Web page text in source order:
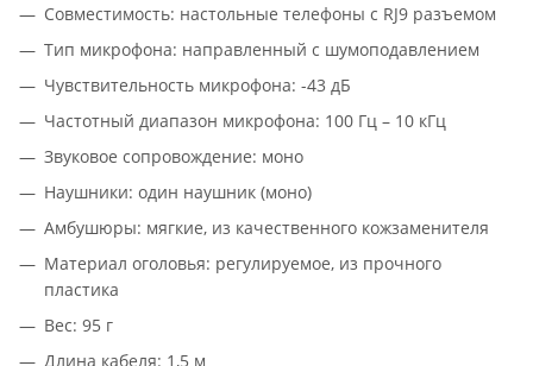
Совместимость: настольные телефоны с RJ9 разъемом
Тип микрофона: направленный с шумоподавлением
Чувствительность микрофона: -43 дБ
Частотный диапазон микрофона: 100 Гц – 10 кГц
Звуковое сопровождение: моно
Наушники: один наушник (моно)
Амбушюры: мягкие, из качественного кожзаменителя
Материал оголовья: регулируемое, из прочного
пластика
Вес: 95 г
Длина кабеля: 1,5 м